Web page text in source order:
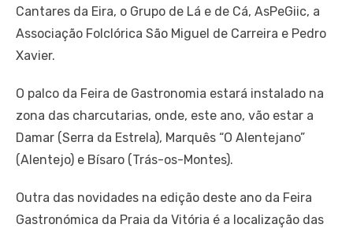
Cantares da Eira, o Grupo de Lá e de Cá, AsPeGiic, a
Associação Folclórica São Miguel de Carreira e Pedro
Xavier.
O palco da Feira de Gastronomia estará instalado na
zona das charcutarias, onde, este ano, vão estar a
Damar (Serra da Estrela), Marquês “O Alentejano”
(Alentejo) e Bísaro (Trás-os-Montes).
Outra das novidades na edição deste ano da Feira
Gastronómica da Praia da Vitória é a localização das